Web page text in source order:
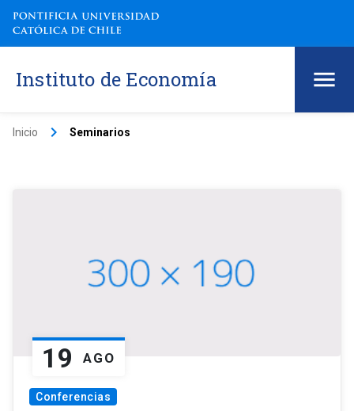
Instituto de Economía
Inicio keyboard_arrow_right Seminarios
19 AGO
Conferencias